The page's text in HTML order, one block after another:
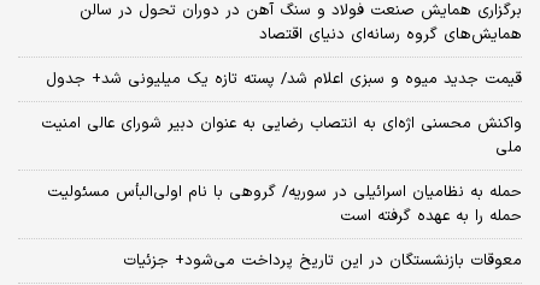
برگزاری همایش صنعت فولاد و سنگ آهن در دوران تحول در سالن
همایش‌های گروه رسانه‌ای دنیای اقتصاد
قیمت جدید میوه و سبزی اعلام شد/ پسته تازه یک میلیونی شد+ جدول
واکنش محسنی اژه‌ای به انتصاب رضایی به عنوان دبیر شورای عالی امنیت
ملی
حمله به نظامیان اسرائیلی در سوریه/ گروهی با نام اولی‌البأس مسئولیت
حمله را به عهده گرفته است
معوقات بازنشستگان در این تاریخ پرداخت می‌شود+ جزئیات